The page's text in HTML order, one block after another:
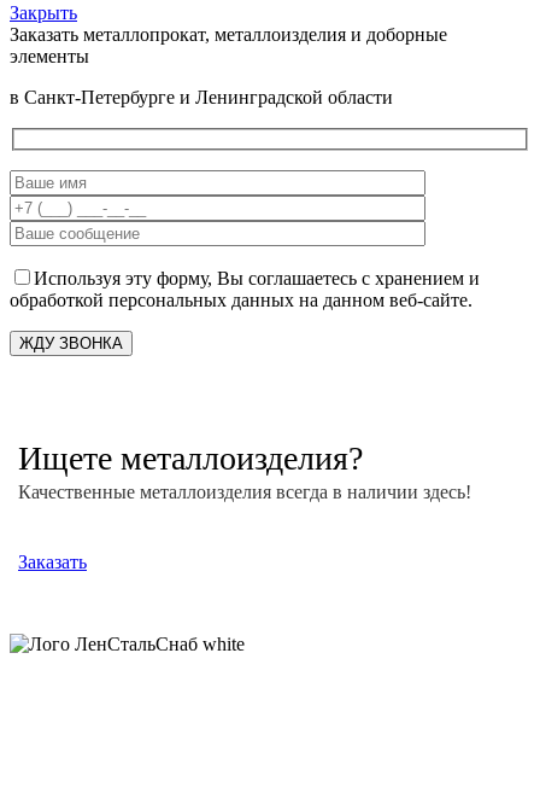
Закрыть
Заказать металлопрокат, металлоизделия и доборные
элементы
в Санкт-Петербурге и Ленинградской области
Используя эту форму, Вы соглашаетесь с хранением и
обработкой персональных данных на данном веб-сайте.
Ищете металлоизделия?
Качественные металлоизделия всегда в наличии здесь!
Заказать